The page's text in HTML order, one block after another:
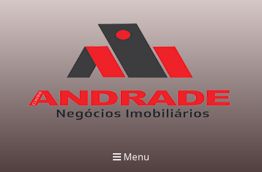
Menu